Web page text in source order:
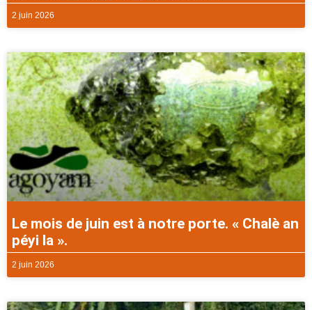
2 juin 2026
Le mois de juin est à notre porte. « Chalè an
péyi la ».
2 juin 2026